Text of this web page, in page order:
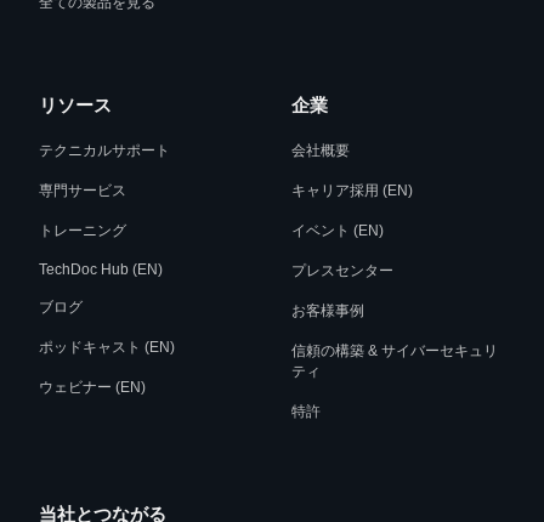
リソース
テクニカルサポート
専門サービス
トレーニング
TechDoc Hub (EN)
ブログ
ポッドキャスト (EN)
ウェビナー (EN)
企業
会社概要
キャリア採用 (EN)
イベント (EN)
プレスセンター
お客様事例
信頼の構築 & サイバーセキュリ
ティ
特許
当社とつながる